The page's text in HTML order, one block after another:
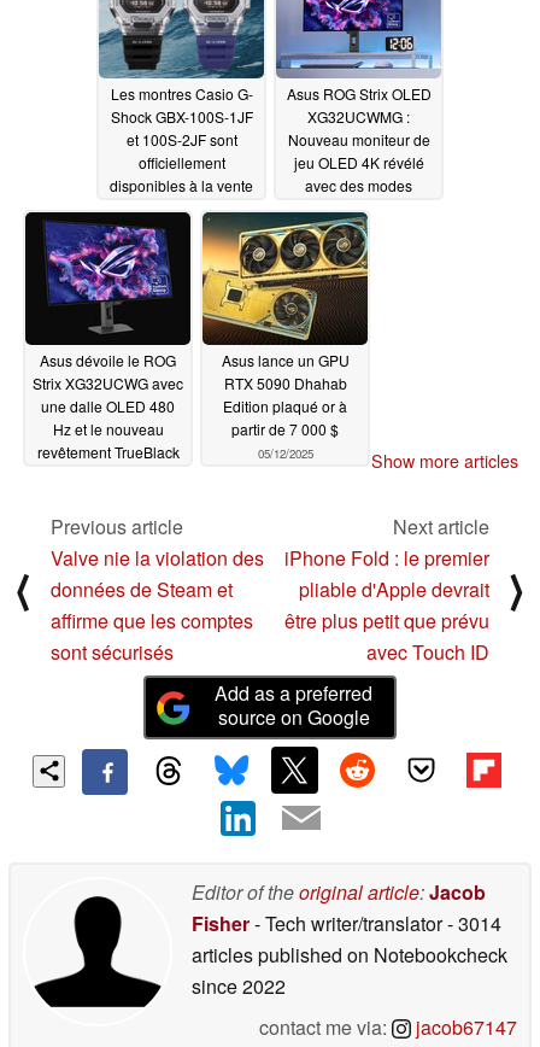
Les montres Casio G-
Shock GBX-100S-1JF
et 100S-2JF sont
officiellement
disponibles à la vente
05/16/2025
Asus ROG Strix OLED
XG32UCWMG :
Nouveau moniteur de
jeu OLED 4K révélé
avec des modes
d'affichage de 165 Hz
et 330 Hz05/15/2025
Asus dévoile le ROG
Strix XG32UCWG avec
une dalle OLED 480
Hz et le nouveau
revêtement TrueBlack
Asus lance un GPU
RTX 5090 Dhahab
Edition plaqué or à
partir de 7 000 $
05/12/2025 Show more articles
⟨
Previous article
Valve nie la violation des
données de Steam et
affirme que les comptes
sont sécurisés
Next article
iPhone Fold : le premier
pliable d'Apple devrait
être plus petit que prévu
avec Touch ID
⟩
Add as a preferred
source on Google
Editor of theoriginal article:Jacob
Fisher- Tech writer/translator- 3014
articles published on Notebookcheck
since 2022
contact me via:
jacob67147